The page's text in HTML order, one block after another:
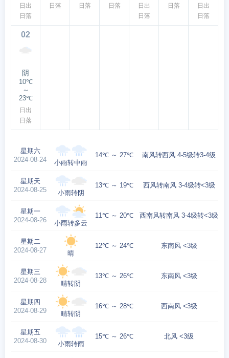
日出
日落
日落
日落
日落
日出
日落
日落
日出
日落
02
阴
10℃
～
23℃
日出
日落
星期六
2024-08-24
小雨转中雨
14℃ ～ 27℃ 南风转西风 4-5级转3-4级
星期天
2024-08-25
小雨转阴
13℃ ～ 19℃ 西风转南风 3-4级转<3级
星期一
2024-08-26
小雨转多云
11℃ ～ 20℃ 西南风转南风 3-4级转<3级
星期二
2024-08-27
晴
12℃ ～ 24℃ 东南风 <3级
星期三
2024-08-28
晴转阴
13℃ ～ 26℃ 东南风 <3级
星期四
2024-08-29
晴转阴
16℃ ～ 28℃ 西南风 <3级
星期五
2024-08-30
小雨转雨
15℃ ～ 26℃ 北风 <3级